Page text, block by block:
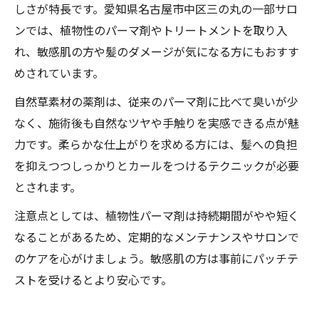
しさが特長です。愛知県名古屋市中区三の丸の一部サロ
ンでは、植物性のパーマ剤やトリートメントを取り入
れ、敏感肌の方や髪のダメージが気になる方にもおすす
めされています。
自然草素材の薬剤は、従来のパーマ剤に比べて臭いが少
なく、施術後も自然なツヤや手触りを実感できる点が魅
力です。柔らかな仕上がりを求める方には、髪への負担
を抑えつつしっかりとカールをつけるテクニックが必要
とされます。
注意点としては、植物性パーマ剤は持続期間がやや短く
なることがあるため、定期的なメンテナンスやサロンで
のケアを心がけましょう。敏感肌の方は事前にパッチテ
ストを受けるとより安心です。